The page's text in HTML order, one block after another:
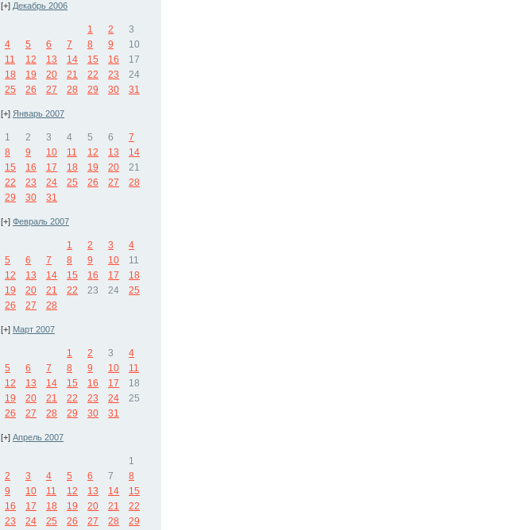
[+] Декабрь 2006
1 2
3
4
5 6 7 8 9
10
11
12 13 14 15 16
17
18
19 20 21 22 23
24
25
26 27 28 29 30 31
[+] Январь 2007
1 2 3 4 5 6
7
8
9 10 11 12 13
14
15
16 17 18 19 20
21
22
23 24 25 26 27
28
29
30 31
[+] Февраль 2007
1 2 3
4
5
6 7 8 9 10
11
12
13 14 15 16 17
18
19
20 21 22 23 24
25
26
27 28
[+] Март 2007
1 2 3
4
5
6 7 8 9 10
11
12
13 14 15 16 17
18
19
20 21 22 23 24
25
26
27 28 29 30 31
[+] Апрель 2007
1
2
3 4 5 6 7
8
9
10 11 12 13 14
15
16
17 18 19 20 21
22
23
24 25 26 27 28
29